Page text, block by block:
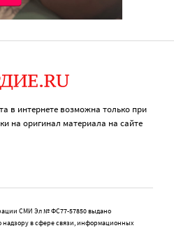
в интернете возможна только при
на оригинал материала на сайте
СМИ Эл № ФС77-57850 выдано
надзору в сфере связи, информационных